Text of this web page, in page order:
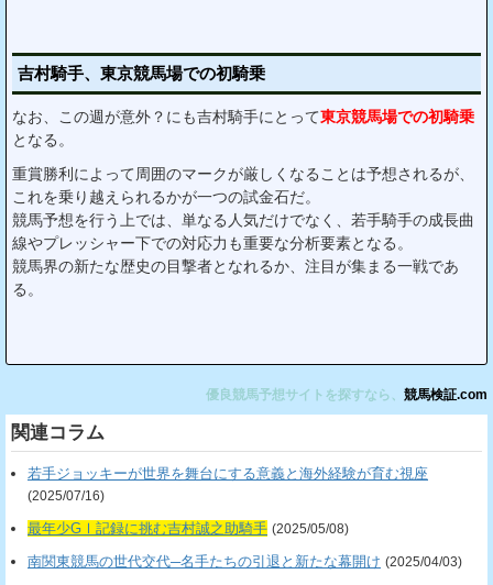
吉村騎手、東京競馬場での初騎乗
なお、この週が意外？にも吉村騎手にとって東京競馬場での初騎乗
となる。
重賞勝利によって周囲のマークが厳しくなることは予想されるが、
これを乗り越えられるかが一つの試金石だ。
競馬予想を行う上では、単なる人気だけでなく、若手騎手の成長曲
線やプレッシャー下での対応力も重要な分析要素となる。
競馬界の新たな歴史の目撃者となれるか、注目が集まる一戦であ
る。
優良競馬予想サイトを探すなら、 競馬検証.com
関連コラム
若手ジョッキーが世界を舞台にする意義と海外経験が育む視座
(2025/07/16)
最年少GⅠ記録に挑む吉村誠之助騎手 (2025/05/08)
南関東競馬の世代交代─名手たちの引退と新たな幕開け (2025/04/03)